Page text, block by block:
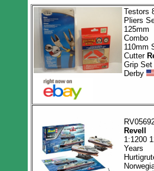
Testors
Pliers
125mm
Combo
110mm
Cutter
Grip Set
Derby
Revell
1:1200
Years